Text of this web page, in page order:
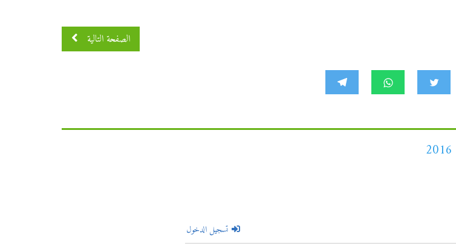
الصفحة التالية
تسجيل الدخول